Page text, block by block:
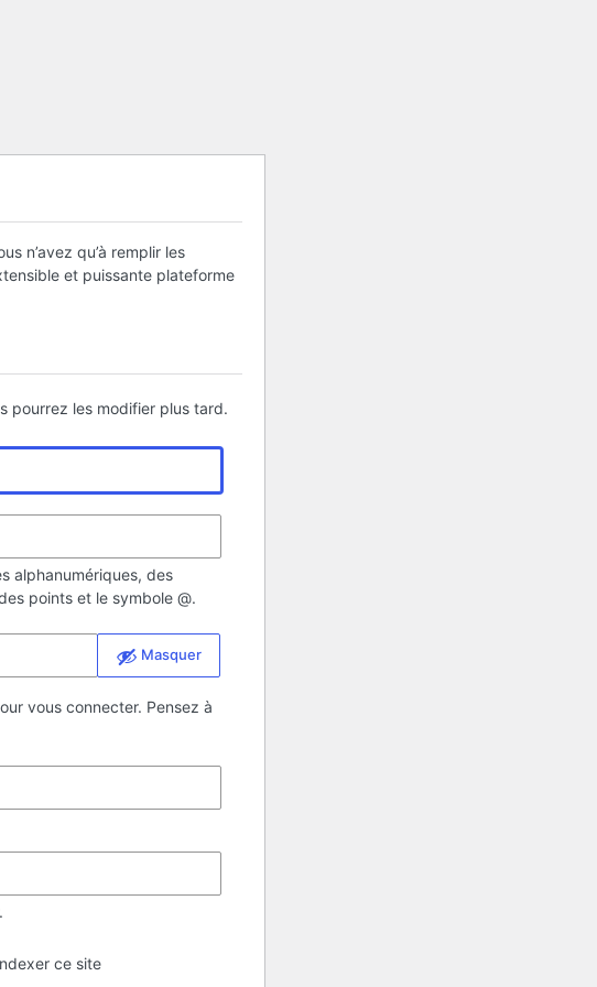
n’avez qu’à remplir les
et puissante plateforme
pourrez les modifier plus tard.
alphanumériques, des
points et le symbole @.
Masquer
vous connecter. Pensez à
ce site